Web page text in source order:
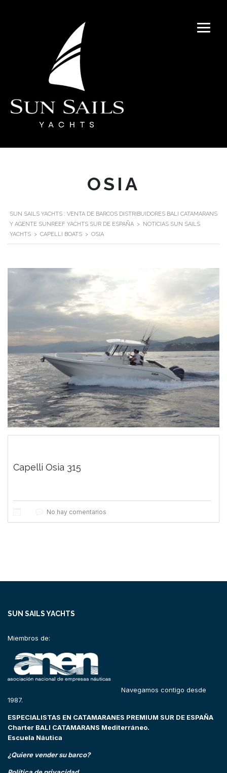
OSIA
SUN SAILS YACHTS : VENTA DE BARCOS DISTRIBUIDORES BALI CATAMARANS
Y AGENTE SUNREEF YACHTS SUR DE ESPAÑA >
NOTICIAS SUN SAILS
YACHTS > CAPELLI BOATS > OSIA
Capelli Osia 315
No hay comentarios
SUN SAILS YACHTS
Miembros de:
Navegamos contigo desde
1987.
ESPECIALISTAS EN CATAMARANES PREMIUM SUR DE ESPAÑA
Charter BALI CATAMARANS Mediterráneo.
Escuela Náutica
¿Quiere vender su barco?